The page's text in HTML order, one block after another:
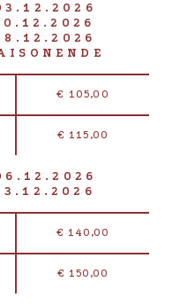
€ 105,00
€ 115,00
€ 140,00
€ 150,00